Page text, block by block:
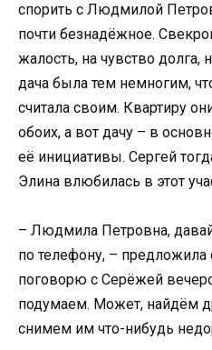
спорить с Людмилой
почти безнадёжное.
жалость, на чувство
дача была тем немногим,
считала своим. Квартиру
обоих, а вот дачу – в
её инициативы. Сергей
Элина влюбилась в этот
– Людмила Петровна,
по телефону, – предложила
поговорю с Серёжей
подумаем. Может, найдём
снимем им что-нибудь